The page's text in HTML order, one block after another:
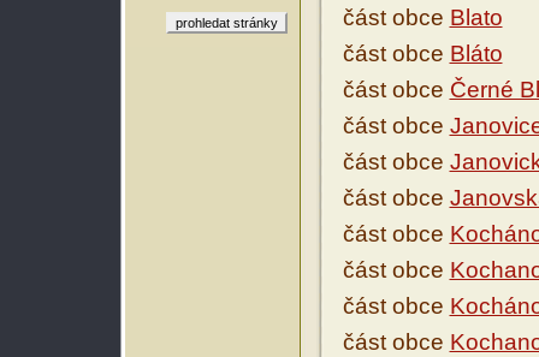
část obce Blato
část obce Bláto
část obce Černé
část obce
část obce
část obce
část obce
část obce
část obce
část obce